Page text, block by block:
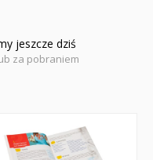
jeszcze dziś
za pobraniem